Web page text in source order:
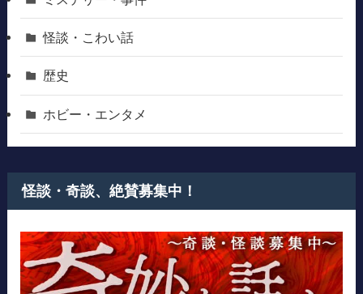
怪談・こわい話
歴史
ホビー・エンタメ
怪談・奇談、絶賛募集中！